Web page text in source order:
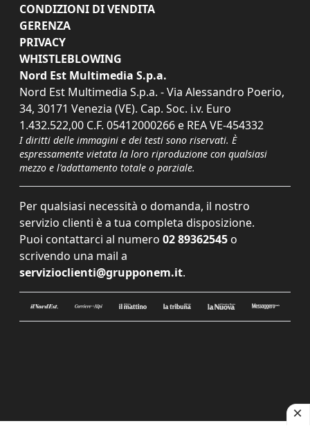
CONDIZIONI DI VENDITA
GERENZA
PRIVACY
WHISTLEBLOWING
Nord Est Multimedia S.p.a.
Nord Est Multimedia S.p.a. - Via Alessandro Poerio,
34, 30171 Venezia (VE). Cap. Soc. i.v. Euro
1.432.522,00 C.F. 05412000266 e REA VE-454332
I diritti delle immagini e dei testi sono riservati. È
espressamente vietata la loro riproduzione con qualsiasi
mezzo e l'adattamento totale o parziale.
Per qualsiasi necessità o domanda, il nostro
servizio clienti è a tua completa disposizione.
Puoi contattarci al numero 02 89362545 o
scrivendo una mail a
servizioclienti@grupponem.it.